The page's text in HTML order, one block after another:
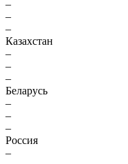
–
–
–
Казахстан
–
–
–
Беларусь
–
–
–
Россия
–